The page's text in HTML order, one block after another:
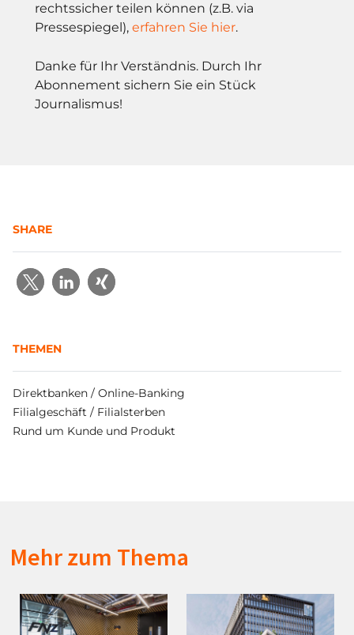
rechtssicher teilen können (z.B. via
Pressespiegel), erfahren Sie hier.
Danke für Ihr Verständnis. Durch Ihr
Abonnement sichern Sie ein Stück
Journalismus!
SHARE
THEMEN
Direktbanken / Online-Banking
Filialgeschäft / Filialsterben
Rund um Kunde und Produkt
Mehr zum Thema